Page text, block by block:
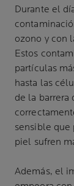
Durante el
ozono y con
Estos
partículas
hasta las
de la
sensible que
piel sufren
Además, el